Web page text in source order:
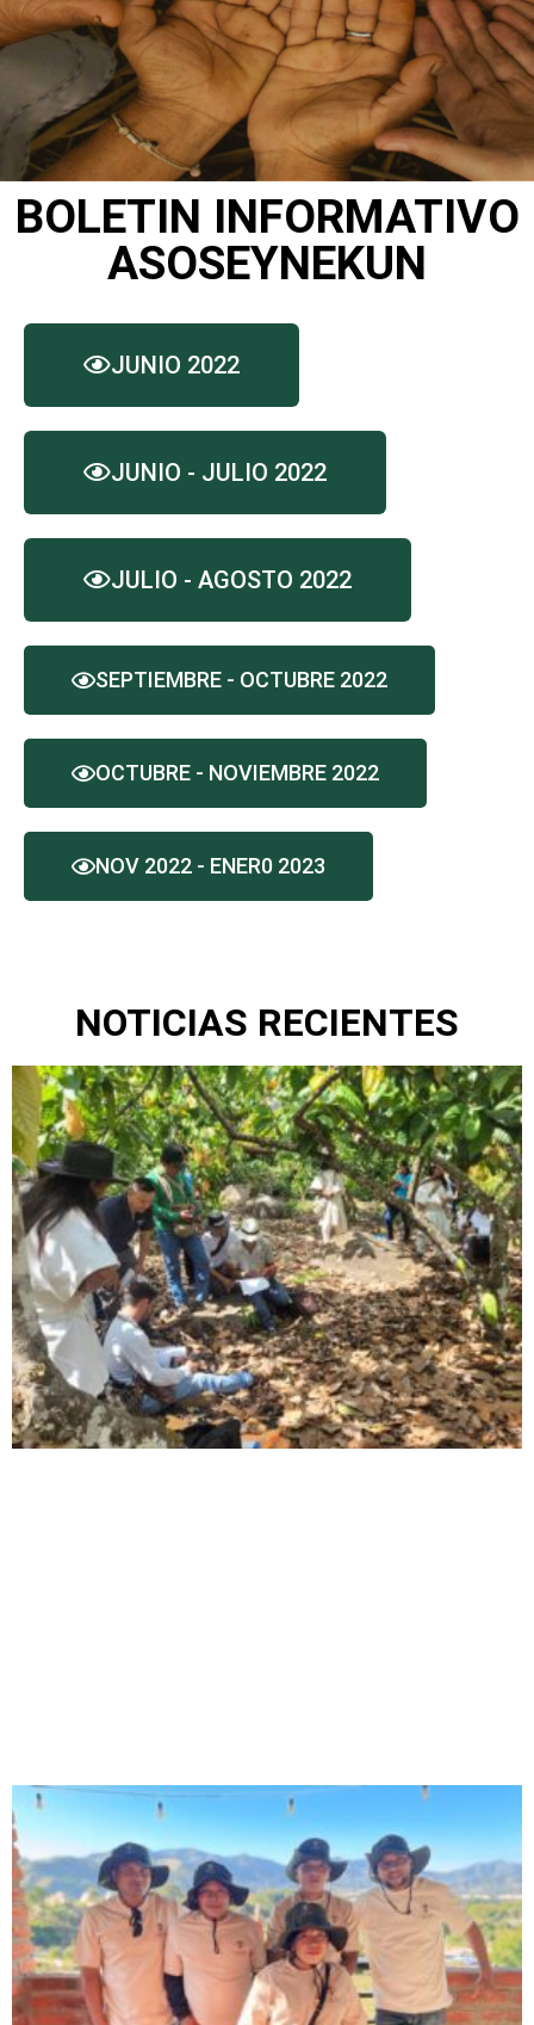
BOLETIN INFORMATIVO
ASOSEYNEKUN
JUNIO 2022
JUNIO - JULIO 2022
JULIO - AGOSTO 2022
SEPTIEMBRE - OCTUBRE 2022
OCTUBRE - NOVIEMBRE 2022
NOV 2022 - ENER0 2023
NOTICIAS RECIENTES